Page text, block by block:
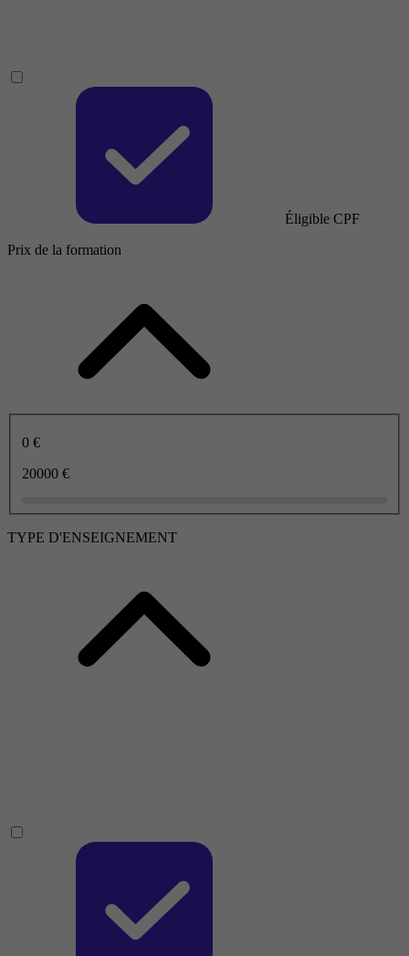
Éligible CPF
Prix de la formation
0 €
20000 €
TYPE D'ENSEIGNEMENT